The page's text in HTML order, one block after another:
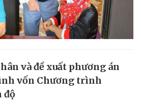
và đề xuất phương án
vốn Chương trình
độ